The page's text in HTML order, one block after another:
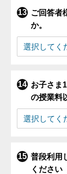
ご回答者
か。
お子さま
の授業料
普段利用
ください